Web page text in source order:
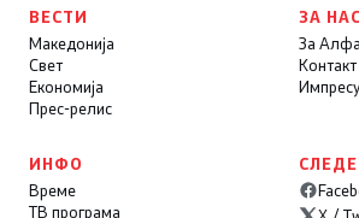
ВЕСТИ
Македонија
Свет
Економија
Прес-релис
ЗА НАС
За Алфа
Контакт
ИНФО
Време
ТВ програма